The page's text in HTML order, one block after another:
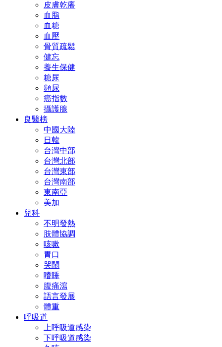
皮膚乾癢
血脂
血糖
血壓
骨質疏鬆
健忘
養生保健
糖尿
頻尿
癌指數
攝護腺
良醫榜
中國大陸
日韓
台灣中部
台灣北部
台灣東部
台灣南部
東南亞
美加
兒科
不明發熱
肢體協調
咳嗽
胃口
哭鬧
嗜睡
腹痛瀉
語言發展
體重
呼吸道
上呼吸道感染
下呼吸道感染